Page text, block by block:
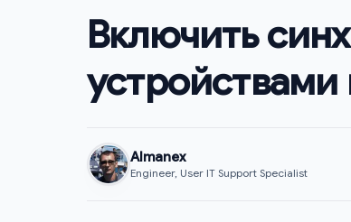
Включить
устройствами
Almanex
Engineer, User IT Support Specialist